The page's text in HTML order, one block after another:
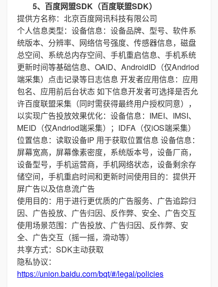
5、百度网盟SDK（百度联盟SDK）
提供方名称：北京百度网讯科技有限公司
个人信息类型：设备信息：设备品牌、型号、软件系
统版本、分辨率、网络信号强度、传感器信息，磁盘
总空间、系统总内存空间、手机重启信息、手机系统
更新时间等基础信息、OAID、AndroidID（仅Andriod
端采集）点击记录等日志信息 开发者应用信息：应用
包名、应用前后台状态 如下信息开发者可选择是否允
许百度联盟采集（同时需获得最终用户授权同意），
以实现广告投放效果优化：设备信息：IMEI、IMSI、
MEID（仅Andriod端采集）；IDFA（仅iOS端采集）
位置信息：读取设备IP 用于获取位置信息 设备信息：
屏幕宽高，屏幕像素密度，系统版本号，设备厂商，
设备型号，手机运营商，手机网络状态，设备剩余存
储空间，手机重启时间和更新时间使用目的：提供开
屏广告以及信息流广告
使用目的：用于进行更优质的广告服务、广告追踪归
因、广告投放、广告归因、反作弊、安全、广告交互
使用场景范围：广告投放、广告归因、反作弊、安
全、广告交互（摇一摇，滑动等）
共享方式：SDK主动获取
隐私协议：
https://union.baidu.com/bqt/#/legal/policies